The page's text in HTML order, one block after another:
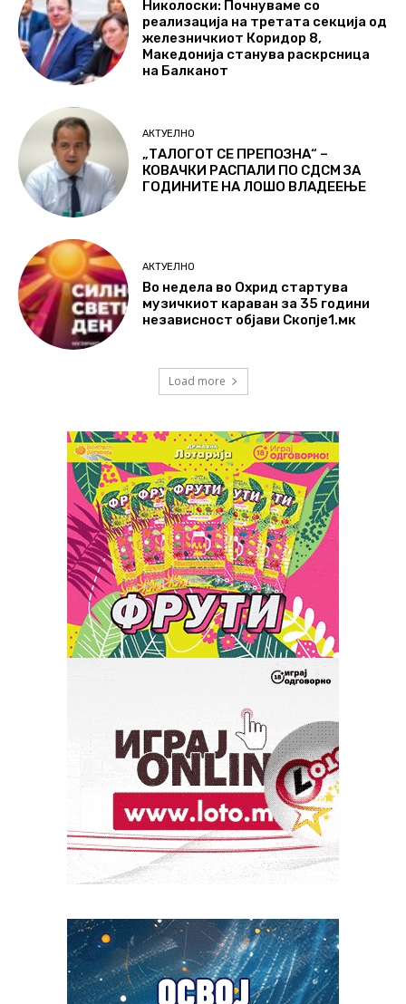
Николоски: Почнуваме со
реализација на третата секција од
железничкиот Коридор 8,
Македонија станува раскрсница
на Балканот
АКТУЕЛНО
„ТАЛОГОТ СЕ ПРЕПОЗНА“ –
КОВАЧКИ РАСПАЛИ ПО СДСМ ЗА
ГОДИНИТЕ НА ЛОШО ВЛАДЕЕЊЕ
АКТУЕЛНО
Во недела во Охрид стартува
музичкиот караван за 35 години
независност објави Скопје1.мк
Load more